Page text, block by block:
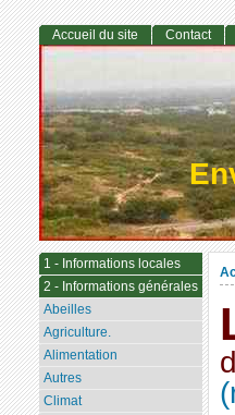
Accueil du site Contact
1 - Informations locales
2 - Informations générales
Abeilles
Agriculture.
Alimentation
Autres
Climat